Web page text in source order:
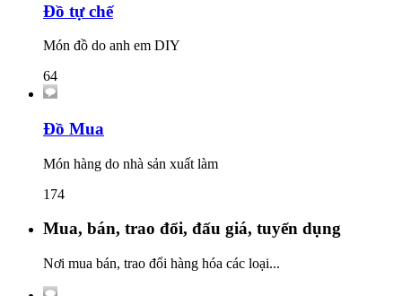
Đồ tự chế
Món đồ do anh em DIY
64
Đồ Mua
Món hàng do nhà sản xuất làm
174
Mua, bán, trao đổi, đấu giá, tuyển dụng
Nơi mua bán, trao đổi hàng hóa các loại...